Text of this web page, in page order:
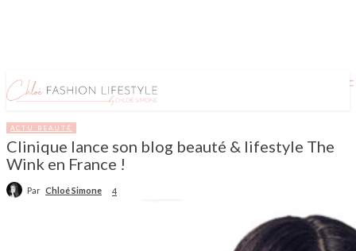
ACTU BEAUTÉ
Clinique lance son blog beauté & lifestyle The
Wink en France !
Par Chloé Simone 4